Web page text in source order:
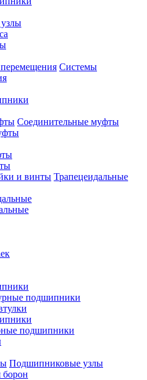
Системы
Соединительные муфты
Трапецеидальные
подшипники
подшипники
Подшипниковые узлы